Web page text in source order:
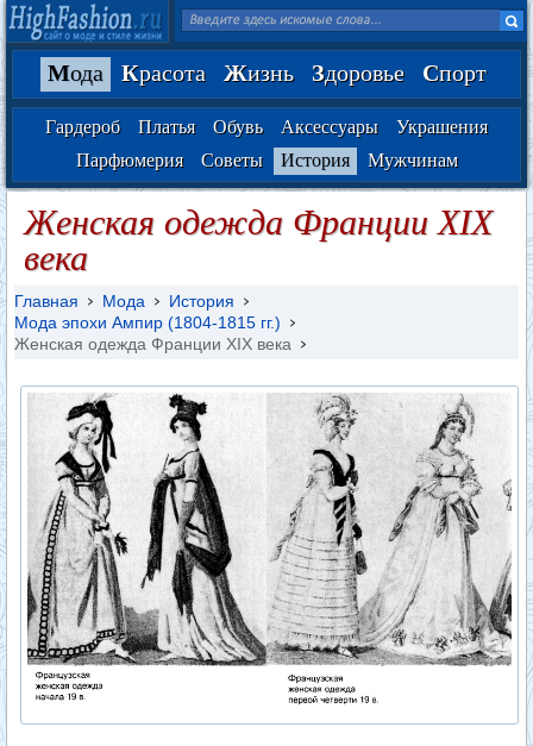
Мода Красота Жизнь Здоровье Спорт
Гардероб Платья Обувь Аксессуары
Украшения
Парфюмерия
Советы История Мужчинам
Женская одежда Франции XIX
века
Главная Мода
История
Мода эпохи Ампир (1804-1815 гг.)
Женская одежда Франции XIX века